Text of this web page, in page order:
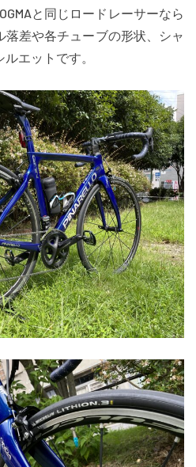
と同じロードレーサーなら
差や各チューブの形状、シャ
エットです。